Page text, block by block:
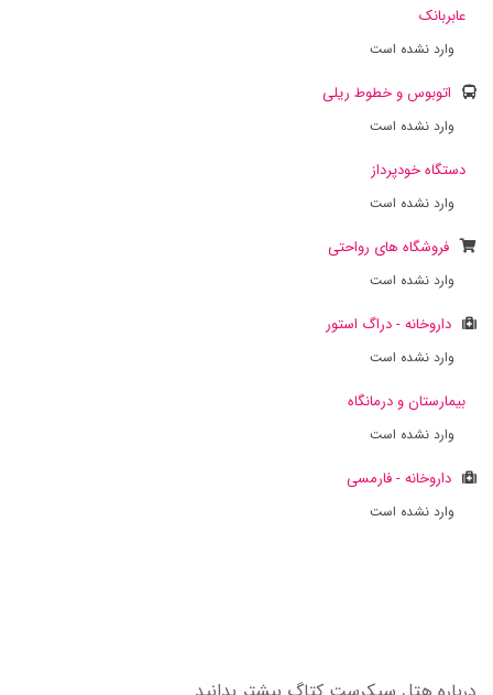
عابربانک
وارد نشده است
اتوبوس و خطوط ریلی
وارد نشده است
دستگاه خودپرداز
وارد نشده است
فروشگاه های رواحتی
وارد نشده است
داروخانه - دراگ استور
وارد نشده است
بیمارستان و درمانگاه
وارد نشده است
داروخانه - فارمسی
وارد نشده است